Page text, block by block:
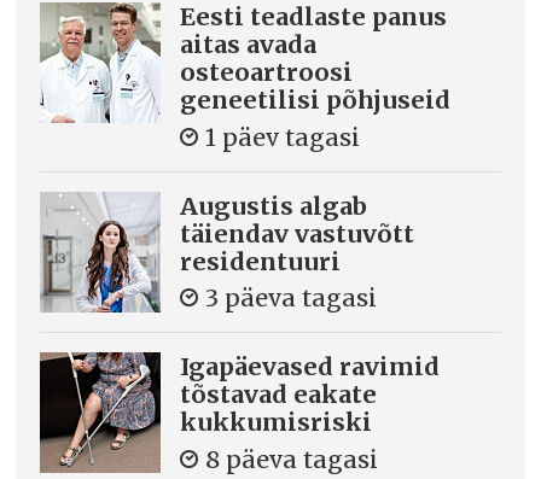
Eesti teadlaste panus
aitas avada
osteoartroosi
geneetilisi põhjuseid
1 päev tagasi
Augustis algab
täiendav vastuvõtt
residentuuri
3 päeva tagasi
Igapäevased ravimid
tõstavad eakate
kukkumisriski
8 päeva tagasi